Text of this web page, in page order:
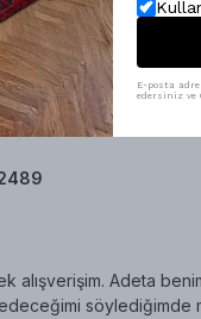
Adeta
E-posta
edersiniz ve